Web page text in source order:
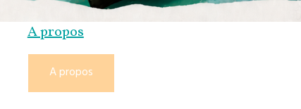
A propos
A propos